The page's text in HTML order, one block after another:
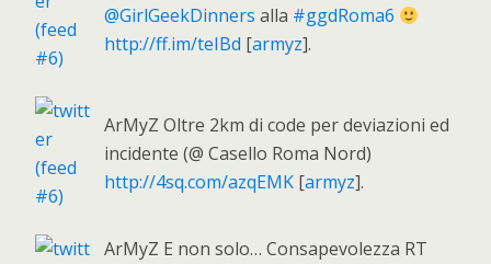
@GirlGeekDinners alla #ggdRoma6
http://ff.im/teIBd [armyz].
ArMyZ Oltre 2km di code per deviazioni ed
incidente (@ Casello Roma Nord)
http://4sq.com/azqEMK [armyz].
ArMyZ E non solo… Consapevolezza RT